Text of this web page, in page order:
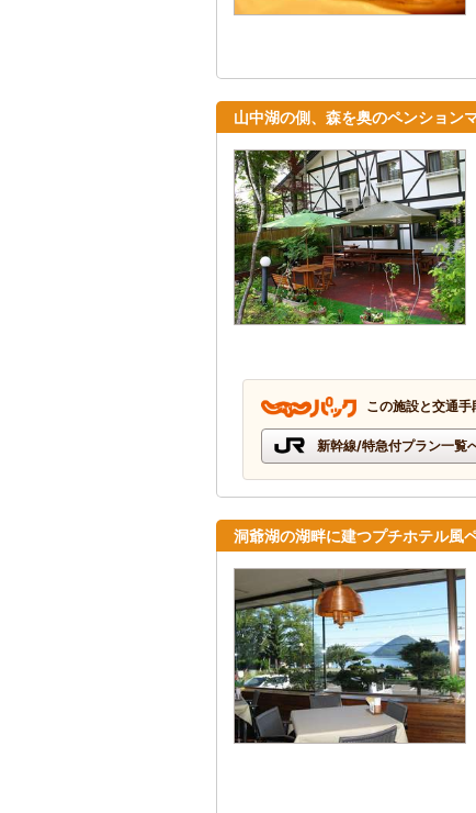
山中湖の側、森を奥のペンション
この施設と交通
新幹線/特急付プラン一覧
洞爺湖の湖畔に建つプチホテル風